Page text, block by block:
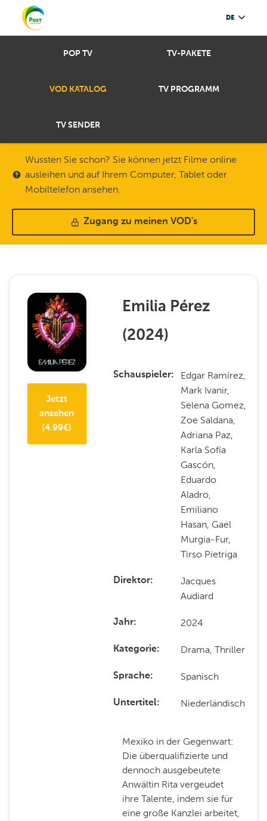
DE
POP TV TV-PAKETE
VOD KATALOG TV PROGRAMM
TV SENDER
Wussten Sie schon? Sie können jetzt Filme online
ausleihen und auf Ihrem Computer, Tablet oder
Mobiltelefon ansehen.
Zugang zu meinen VOD's
Jetzt
ansehen
(4.99€)
Emilia Pérez
(2024)
Schauspieler
Edgar Ramírez,
Mark Ivanir,
Selena Gomez,
Zoe Saldana,
Adriana Paz,
Karla Sofía
Gascón,
Eduardo
Aladro,
Emiliano
Hasan, Gaël
Murgia-Fur,
Tirso Pietriga
Direktor
Jacques
Audiard
Jahr 2024
Kategorie Drama, Thriller
Sprache Spanisch
Untertitel Niederländisch
Mexiko in der Gegenwart:
Die überqualifizierte und
dennoch ausgebeutete
Anwältin Rita vergeudet
ihre Talente, indem sie für
eine große Kanzlei arbeitet,